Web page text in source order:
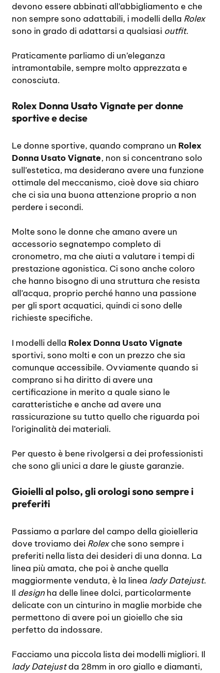
devono essere abbinati all’abbigliamento e che
non sempre sono adattabili, i modelli della Rolex
sono in grado di adattarsi a qualsiasi outfit.
Praticamente parliamo di un’eleganza
intramontabile, sempre molto apprezzata e
conosciuta.
Rolex Donna Usato Vignate per donne
sportive e decise
Le donne sportive, quando comprano un Rolex
Donna Usato Vignate, non si concentrano solo
sull’estetica, ma desiderano avere una funzione
ottimale del meccanismo, cioè dove sia chiaro
che ci sia una buona attenzione proprio a non
perdere i secondi.
Molte sono le donne che amano avere un
accessorio segnatempo completo di
cronometro, ma che aiuti a valutare i tempi di
prestazione agonistica. Ci sono anche coloro
che hanno bisogno di una struttura che resista
all’acqua, proprio perché hanno una passione
per gli sport acquatici, quindi ci sono delle
richieste specifiche.
I modelli della Rolex Donna Usato Vignate
sportivi, sono molti e con un prezzo che sia
comunque accessibile. Ovviamente quando si
comprano si ha diritto di avere una
certificazione in merito a quale siano le
caratteristiche e anche ad avere una
rassicurazione su tutto quello che riguarda poi
l’originalità dei materiali.
Per questo è bene rivolgersi a dei professionisti
che sono gli unici a dare le giuste garanzie.
Gioielli al polso, gli orologi sono sempre i
preferiti
Passiamo a parlare del campo della gioielleria
dove troviamo dei Rolexche sono sempre i
preferiti nella lista dei desideri di una donna. La
linea più amata, che poi è anche quella
maggiormente venduta, è la linea lady Datejust.
Il design ha delle linee dolci, particolarmente
delicate con un cinturino in maglie morbide che
permettono di avere poi un gioiello che sia
perfetto da indossare.
Facciamo una piccola lista dei modelli migliori. Il
lady Datejustda 28mm in oro giallo e diamanti,